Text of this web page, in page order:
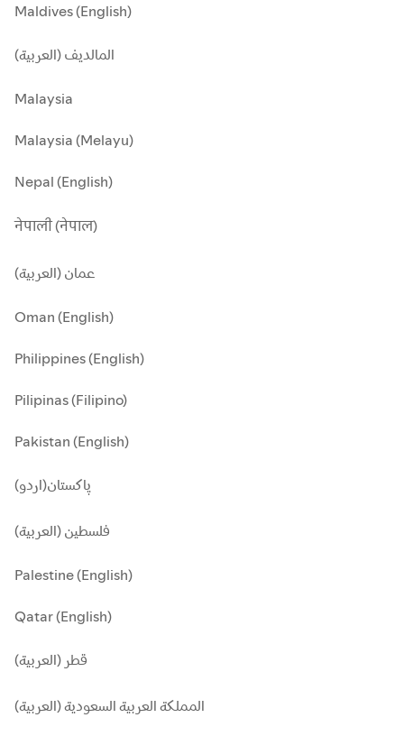
Maldives (English)
المالديف (العربية)
Malaysia
Malaysia (Melayu)
Nepal (English)
नेपाली (नेपाल)
عمان (العربية)
Oman (English)
Philippines (English)
Pilipinas (Filipino)
Pakistan (English)
پاکستان(اردو)
فلسطين (العربية)
Palestine (English)
Qatar (English)
قطر (العربية)
المملكة العربية السعودية (العربية)